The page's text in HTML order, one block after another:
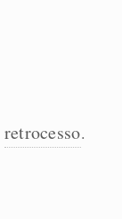
retrocesso.